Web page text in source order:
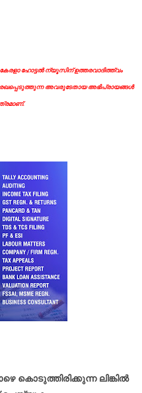
ഹോട്ടൽ ന്യൂസിന് ഉത്തരവാദിത്ത്വം
അവരുടേതായ അഭിപ്രായങ്ങൾ
കൊടുത്തിരിക്കുന്ന ലിങ്കിൽ